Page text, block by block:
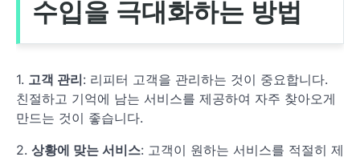
수입을 극대화하는 방법
1. 고객 관리: 리피터 고객을 관리하는 것이 중요합니다.
친절하고 기억에 남는 서비스를 제공하여 자주 찾아오게
만드는 것이 좋습니다.
2. 상황에 맞는 서비스: 고객이 원하는 서비스를 적절히 제